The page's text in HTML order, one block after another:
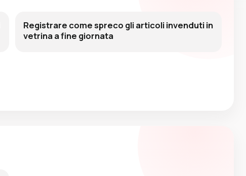
Registrare come spreco gli articoli invenduti in
vetrina a fine giornata